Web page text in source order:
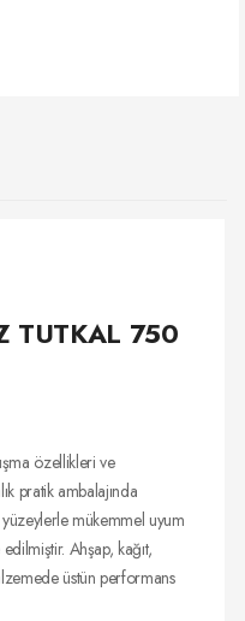
TUTKAL 750
özellikleri ve
pratik ambalajında
mükemmel uyum
Ahşap, kağıt,
üstün performans